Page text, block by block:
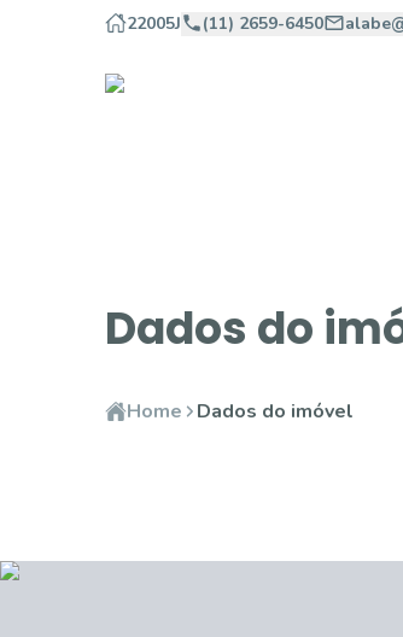
22005J (11) 2659-6450
Dados do
Home Dados do imóvel